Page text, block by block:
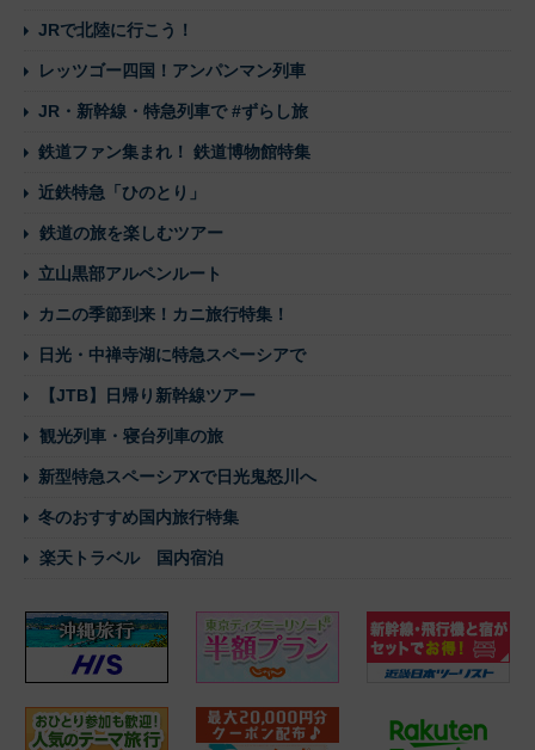
JRで北陸に行こう！
レッツゴー四国！アンパンマン列車
JR・新幹線・特急列車で #ずらし旅
鉄道ファン集まれ！ 鉄道博物館特集
近鉄特急「ひのとり」
鉄道の旅を楽しむツアー
立山黒部アルペンルート
カニの季節到来！カニ旅行特集！
日光・中禅寺湖に特急スペーシアで
【JTB】日帰り新幹線ツアー
観光列車・寝台列車の旅
新型特急スペーシアXで日光鬼怒川へ
冬のおすすめ国内旅行特集
楽天トラベル 国内宿泊